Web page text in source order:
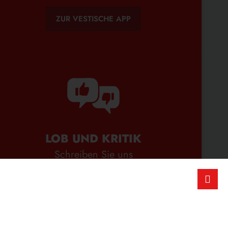
ZUR VESTISCHE APP
LOB UND KRITIK
Schreiben Sie uns